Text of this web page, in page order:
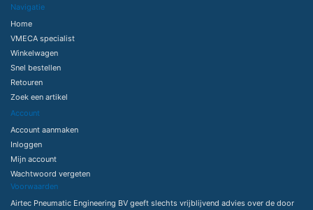
Navigatie
Home
VMECA specialist
Winkelwagen
Snel bestellen
Retouren
Zoek een artikel
Account
Account aanmaken
Inloggen
Mijn account
Wachtwoord vergeten
Voorwaarden
Airtec Pneumatic Engineering BV geeft slechts vrijblijvend advies over de door